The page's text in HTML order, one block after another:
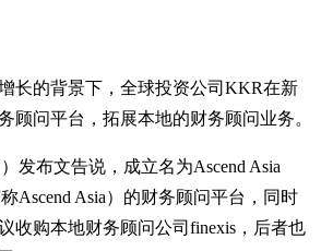
长的背景下，全球投资公司KKR在新
顾问平台，拓展本地的财务顾问业务。
发布文告说，成立名为Ascend Asia
称Ascend Asia）的财务顾问平台，同时
收购本地财务顾问公司finexis，后者也